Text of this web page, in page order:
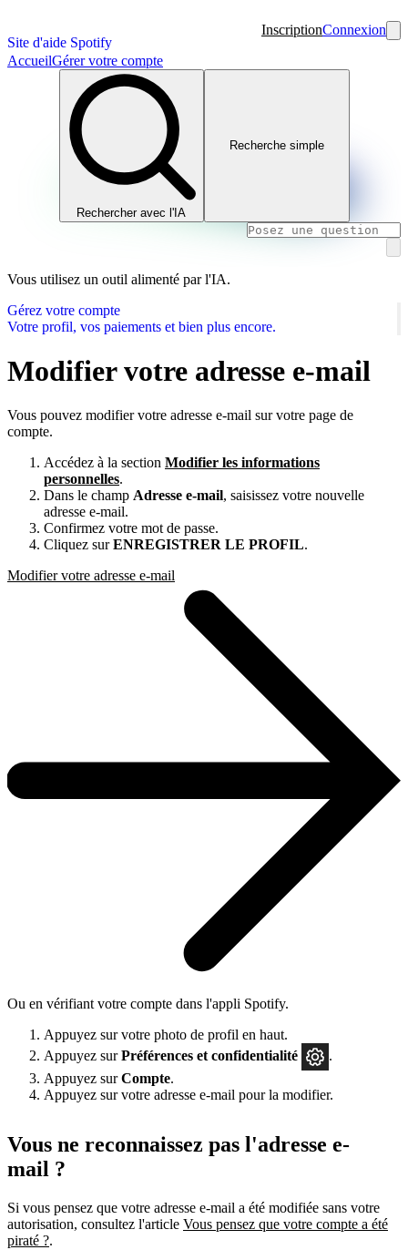
Site d'aide Spotify
InscriptionConnexion
AccueilGérer votre compte
Rechercher avec l'IA
Recherche simple
Vous utilisez un outil alimenté par l'IA.
Gérez votre compte
Votre profil, vos paiements et bien plus encore.
Modifier votre adresse e-mail
Vous pouvez modifier votre adresse e-mail sur votre page de
compte.
Accédez à la section Modifier les informations
personnelles.
Dans le champ Adresse e-mail, saisissez votre nouvelle
adresse e-mail.
Confirmez votre mot de passe.
Cliquez surENREGISTRER LE PROFIL.
Modifier votre adresse e-mail
Ou en vérifiant votre compte dans l'appli Spotify.
Appuyez sur votre photo de profil en haut.
Appuyez surPréférences et confidentialité
.
Appuyez surCompte.
Appuyez sur votre adresse e-mail pour la modifier.
Vous ne reconnaissez pas l'adresse e-
mail ?
Si vous pensez que votre adresse e-mail a été modifiée sans votre
autorisation, consultez l'article Vous pensez que votre compte a été
piraté ?.